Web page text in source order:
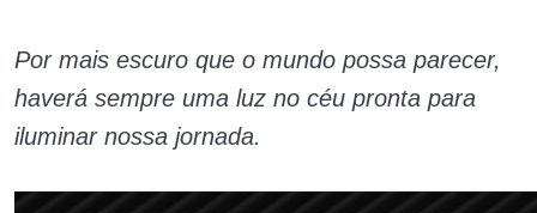
Por mais escuro que o mundo possa parecer,
haverá sempre uma luz no céu pronta para
iluminar nossa jornada.